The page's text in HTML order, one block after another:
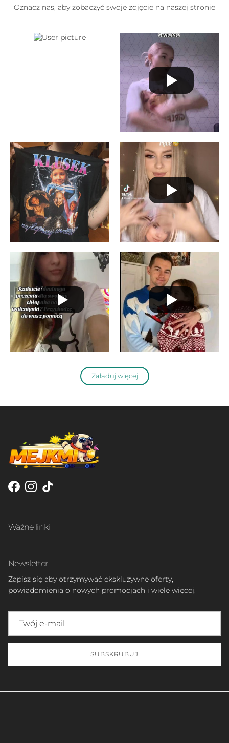
Oznacz nas, aby zobaczyć swoje zdjęcie na naszej stronie
Załaduj więcej
Facebook
Instagram
TikTok
Ważne linki
Newsletter
Zapisz się aby otrzymywać ekskluzywne oferty,
powiadomienia o nowych promocjach i wiele więcej.
SUBSKRUBUJ